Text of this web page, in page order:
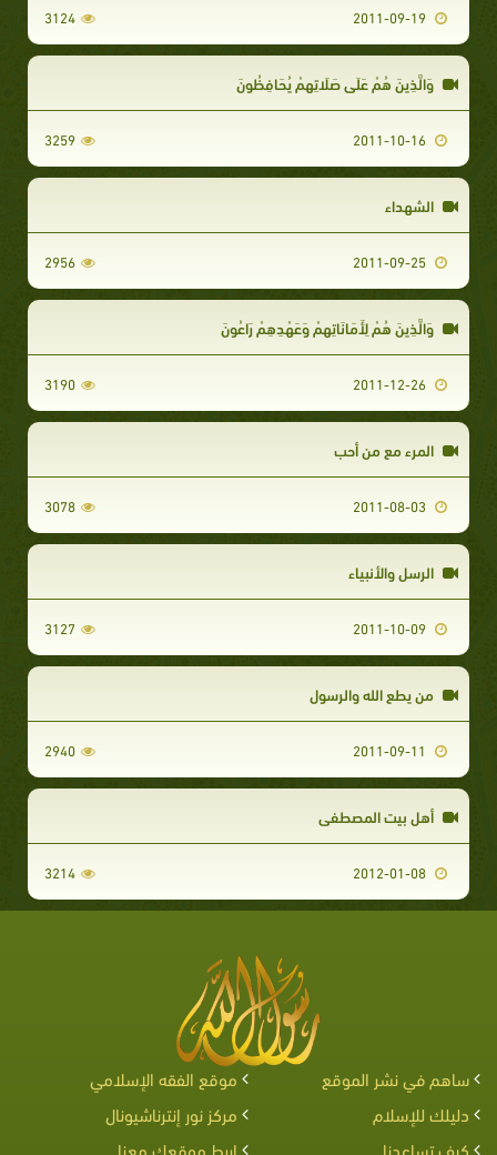
3124
وَالَّذِينَ هُمْ عَلَى صَلَاتِهِمْ يُحَافِظُونَ
3259
الشهداء
2956
وَالَّذِينَ هُمْ لِأَمَانَاتِهِمْ وَعَهْدِهِمْ رَاعُونَ
3190
المرء مع من أحب
3078
الرسل والأنبياء
3127
من يطع الله والرسول
2940
أهل بيت المصطفى
3214
ساهم في نشر الموقع
موقع الفقه الإسلامي
دليلك للإسلام
مركز نور إنترناشيونال
كيف تساعدنا
اربط موقعك معنا